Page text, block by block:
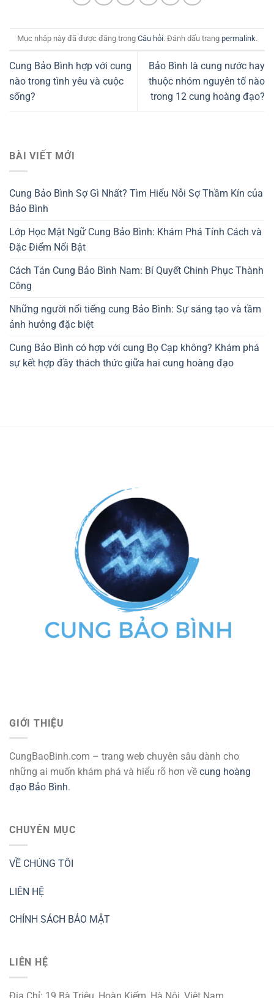
Mục nhập này đã được đăng trong Câu hỏi. Đánh dấu trang permalink.
Cung Bảo Bình hợp với cung
nào trong tình yêu và cuộc
sống?
Bảo Bình là cung nước hay
thuộc nhóm nguyên tố nào
trong 12 cung hoàng đạo?
BÀI VIẾT MỚI
Cung Bảo Bình Sợ Gì Nhất? Tìm Hiểu Nỗi Sợ Thầm Kín của
Bảo Bình
Lớp Học Mật Ngữ Cung Bảo Bình: Khám Phá Tính Cách và
Đặc Điểm Nổi Bật
Cách Tán Cung Bảo Bình Nam: Bí Quyết Chinh Phục Thành
Công
Những người nổi tiếng cung Bảo Bình: Sự sáng tạo và tầm
ảnh hưởng đặc biệt
Cung Bảo Bình có hợp với cung Bọ Cạp không? Khám phá
sự kết hợp đầy thách thức giữa hai cung hoàng đạo
GIỚI THIỆU
CungBaoBinh.com – trang web chuyên sâu dành cho
những ai muốn khám phá và hiểu rõ hơn về cung hoàng
đạo Bảo Bình.
CHUYÊN MỤC
VỀ CHÚNG TÔI
LIÊN HỆ
CHÍNH SÁCH BẢO MẬT
LIÊN HỆ